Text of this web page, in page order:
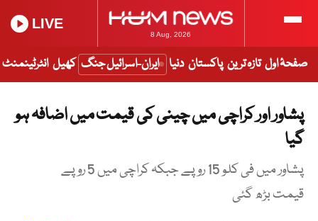
8 Aug, 2026
LIVE
صفحۂ اول تازہ ترین پاکستان دنیا ایران-اسرائیل جنگ کھیل انٹرٹینمنٹ
پشاور اور کراچی میں چینی کی قیمت میں اضافہ ہو
گیا
پشاور میں فی کلو 15 روپے جبکہ کراچی میں 5 روپے
قیمت بڑھ گئی